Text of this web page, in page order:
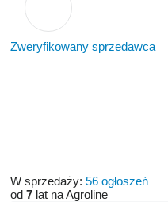
Zweryfikowany sprzedawca
W sprzedaży: 56 ogłoszeń
od 7 lat na Agroline